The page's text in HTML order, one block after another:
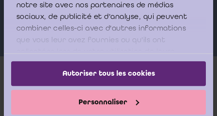
notre site avec nos partenaires de médias
sociaux, de publicité et d'analyse, qui peuvent
combiner celles-ci avec d'autres informations
que vous leur avez fournies ou qu'ils ont
services.
Autoriser tous les cookies
Personnaliser
Sprekers
Meer info